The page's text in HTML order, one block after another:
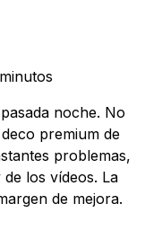
noche. No
premium de
problemas,
los vídeos. La
de mejora.